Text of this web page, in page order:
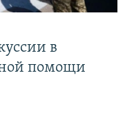
в
помощи